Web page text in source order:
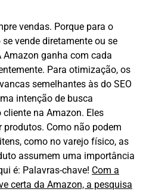
vendas. Porque para o
vende diretamente ou se
Amazon ganha com cada
Para otimização, os
semelhantes às do SEO
intenção de busca
na Amazon. Eles
produtos. Como não podem
como no varejo físico, as
assumem uma importância
é: Palavras-chave! Com a
certa da Amazon, a pesquisa